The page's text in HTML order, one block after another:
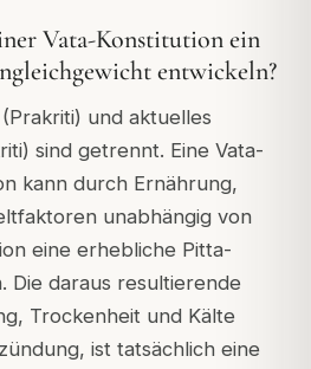
Vata-Konstitution ein
entwickeln?
und aktuelles
sind getrennt. Eine Vata-
kann durch Ernährung,
unabhängig von
eine erhebliche Pitta-
Die daraus resultierende
Trockenheit und Kälte
ist tatsächlich eine